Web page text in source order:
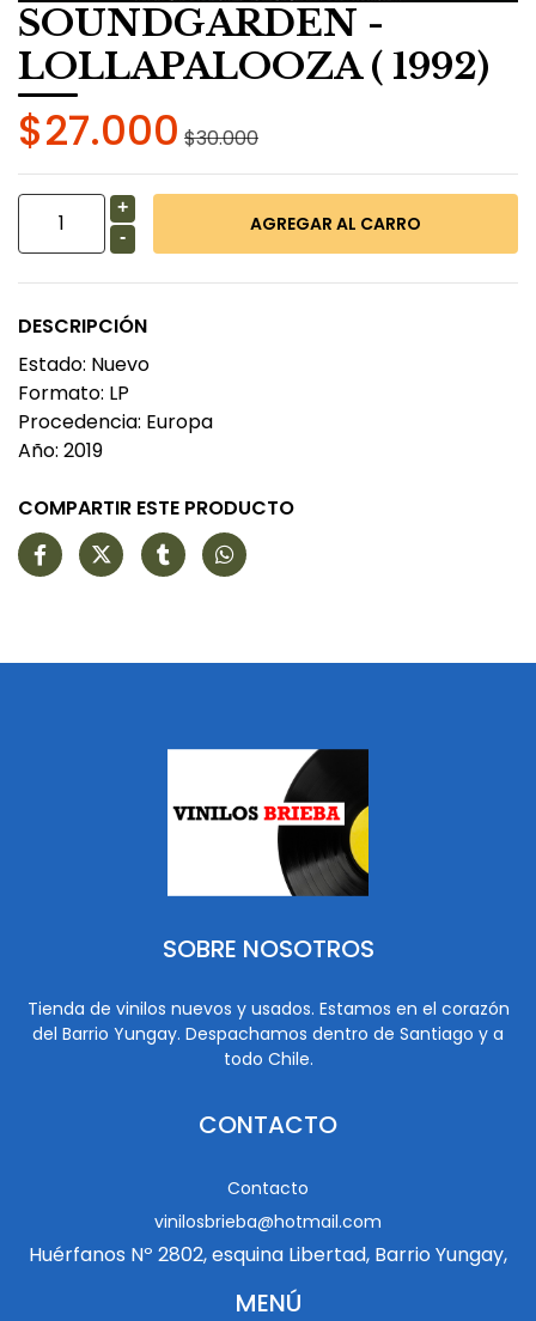
SOUNDGARDEN -
LOLLAPALOOZA ( 1992)
$27.000 $30.000
+
-
DESCRIPCIÓN
Estado: Nuevo
Formato: LP
Procedencia: Europa
Año: 2019
COMPARTIR ESTE PRODUCTO
SOBRE NOSOTROS
Tienda de vinilos nuevos y usados. Estamos en el corazón
del Barrio Yungay. Despachamos dentro de Santiago y a
todo Chile.
CONTACTO
Contacto
vinilosbrieba@hotmail.com
Huérfanos Nº 2802, esquina Libertad, Barrio Yungay,
MENÚ